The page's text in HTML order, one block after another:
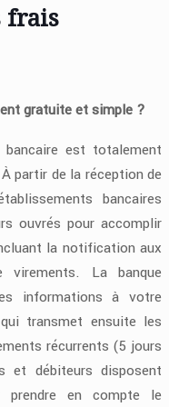
frais
gratuite et simple ?
est totalement
partir de la réception de
bancaires
ouvrés pour accomplir
la notification aux
virements. La banque
informations à votre
transmet ensuite les
récurrents (5 jours
et débiteurs disposent
en compte le